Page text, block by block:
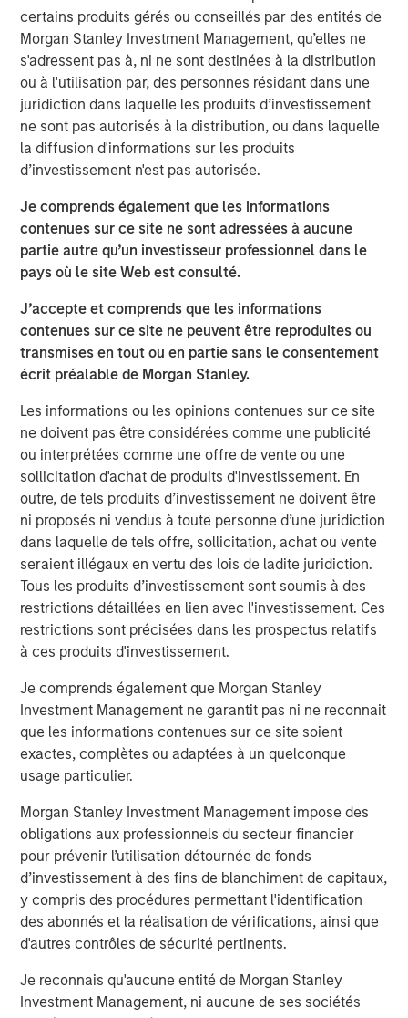
certains produits gérés ou conseillés par des entités de
Morgan Stanley Investment Management, qu’elles ne
s'adressent pas à, ni ne sont destinées à la distribution
ou à l'utilisation par, des personnes résidant dans une
juridiction dans laquelle les produits d’investissement
ne sont pas autorisés à la distribution, ou dans laquelle
la diffusion d'informations sur les produits
d’investissement n'est pas autorisée.
Je comprends également que les informations
contenues sur ce site ne sont adressées à aucune
partie autre qu’un investisseur professionnel dans le
pays où le site Web est consulté.
J’accepte et comprends que les informations
contenues sur ce site ne peuvent être reproduites ou
transmises en tout ou en partie sans le consentement
écrit préalable de Morgan Stanley.
Les informations ou les opinions contenues sur ce site
ne doivent pas être considérées comme une publicité
ou interprétées comme une offre de vente ou une
sollicitation d'achat de produits d'investissement. En
outre, de tels produits d’investissement ne doivent être
ni proposés ni vendus à toute personne d’une juridiction
dans laquelle de tels offre, sollicitation, achat ou vente
seraient illégaux en vertu des lois de ladite juridiction.
Tous les produits d’investissement sont soumis à des
restrictions détaillées en lien avec l'investissement. Ces
restrictions sont précisées dans les prospectus relatifs
à ces produits d'investissement.
Je comprends également que Morgan Stanley
Investment Management ne garantit pas ni ne reconnait
que les informations contenues sur ce site soient
exactes, complètes ou adaptées à un quelconque
usage particulier.
Morgan Stanley Investment Management impose des
obligations aux professionnels du secteur financier
pour prévenir l’utilisation détournée de fonds
d’investissement à des fins de blanchiment de capitaux,
y compris des procédures permettant l'identification
des abonnés et la réalisation de vérifications, ainsi que
d'autres contrôles de sécurité pertinents.
Je reconnais qu'aucune entité de Morgan Stanley
Investment Management, ni aucune de ses sociétés
TALENT AND CAPITAL
Compounding simultaneously with no historical
precedent.
MOORE'S LAW NO MORE: WHEN PHYSICS
BECOMES THE BOTTLENECK
Every technology cycle has a bottleneck. In this
case, it keeps moving.
BECOMES REVENUE
Data centers are factories. Tokens are the product.
FROM REACTIVE TO AUTONOMOUS: THE AGENTIC
AI is no longer waiting to be asked. It is already at
work.
DATA, DOMAIN AND DISTRIBUTION: THE NEW
The moat is no longer the code, it is the three Ds.
YESTERDAY'S SCI-FI IS INCREASINGLY IN REACH
AI stops analyzing the economy and starts
operating it.
AI IS A FULL-STACK CAPITAL CYCLE
This is a cross-asset, cross-sector capital cycle.
COMPETING COMPUTE: TWO ARCHITECTURES,
ONE RACE
AI is a matter of national security
IS IN CHARGE
Capabilities are advancing. Governance is not.
FROM TELEGRAMS TO TOKENS: HISTORY AS A
ROADMAP
Download – Big Picture – Artificial
Intelligence
Équipe Actions Marchés Émergents
expertise and local presence in global markets with an
integrated top-down and bottom-up investment approach